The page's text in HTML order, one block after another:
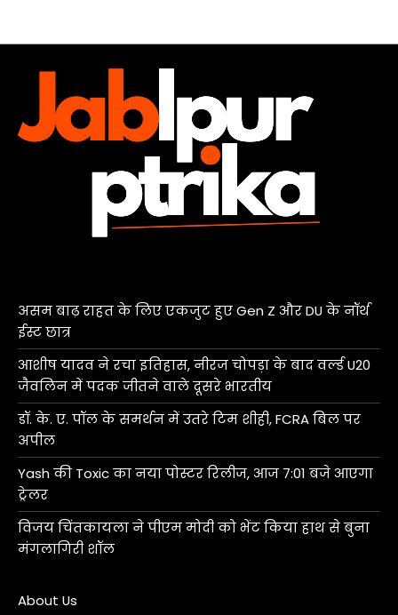
असम बाढ़ राहत के लिए एकजुट हुए Gen Z और DU के नॉर्थ
ईस्ट छात्र
आशीष यादव ने रचा इतिहास, नीरज चोपड़ा के बाद वर्ल्ड U20
जैवलिन में पदक जीतने वाले दूसरे भारतीय
डॉ. के. ए. पॉल के समर्थन में उतरे टिम शीही, FCRA बिल पर
अपील
Yash की Toxic का नया पोस्टर रिलीज, आज 7:01 बजे आएगा
ट्रेलर
विजय चिंतकायला ने पीएम मोदी को भेंट किया हाथ से बुना
मंगलागिरी शॉल
About Us